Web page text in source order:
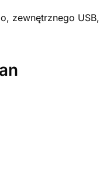
USB,